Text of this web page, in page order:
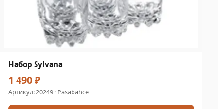
Набор Sylvana
1 490 ₽
Артикул:20249 · Pasabahce